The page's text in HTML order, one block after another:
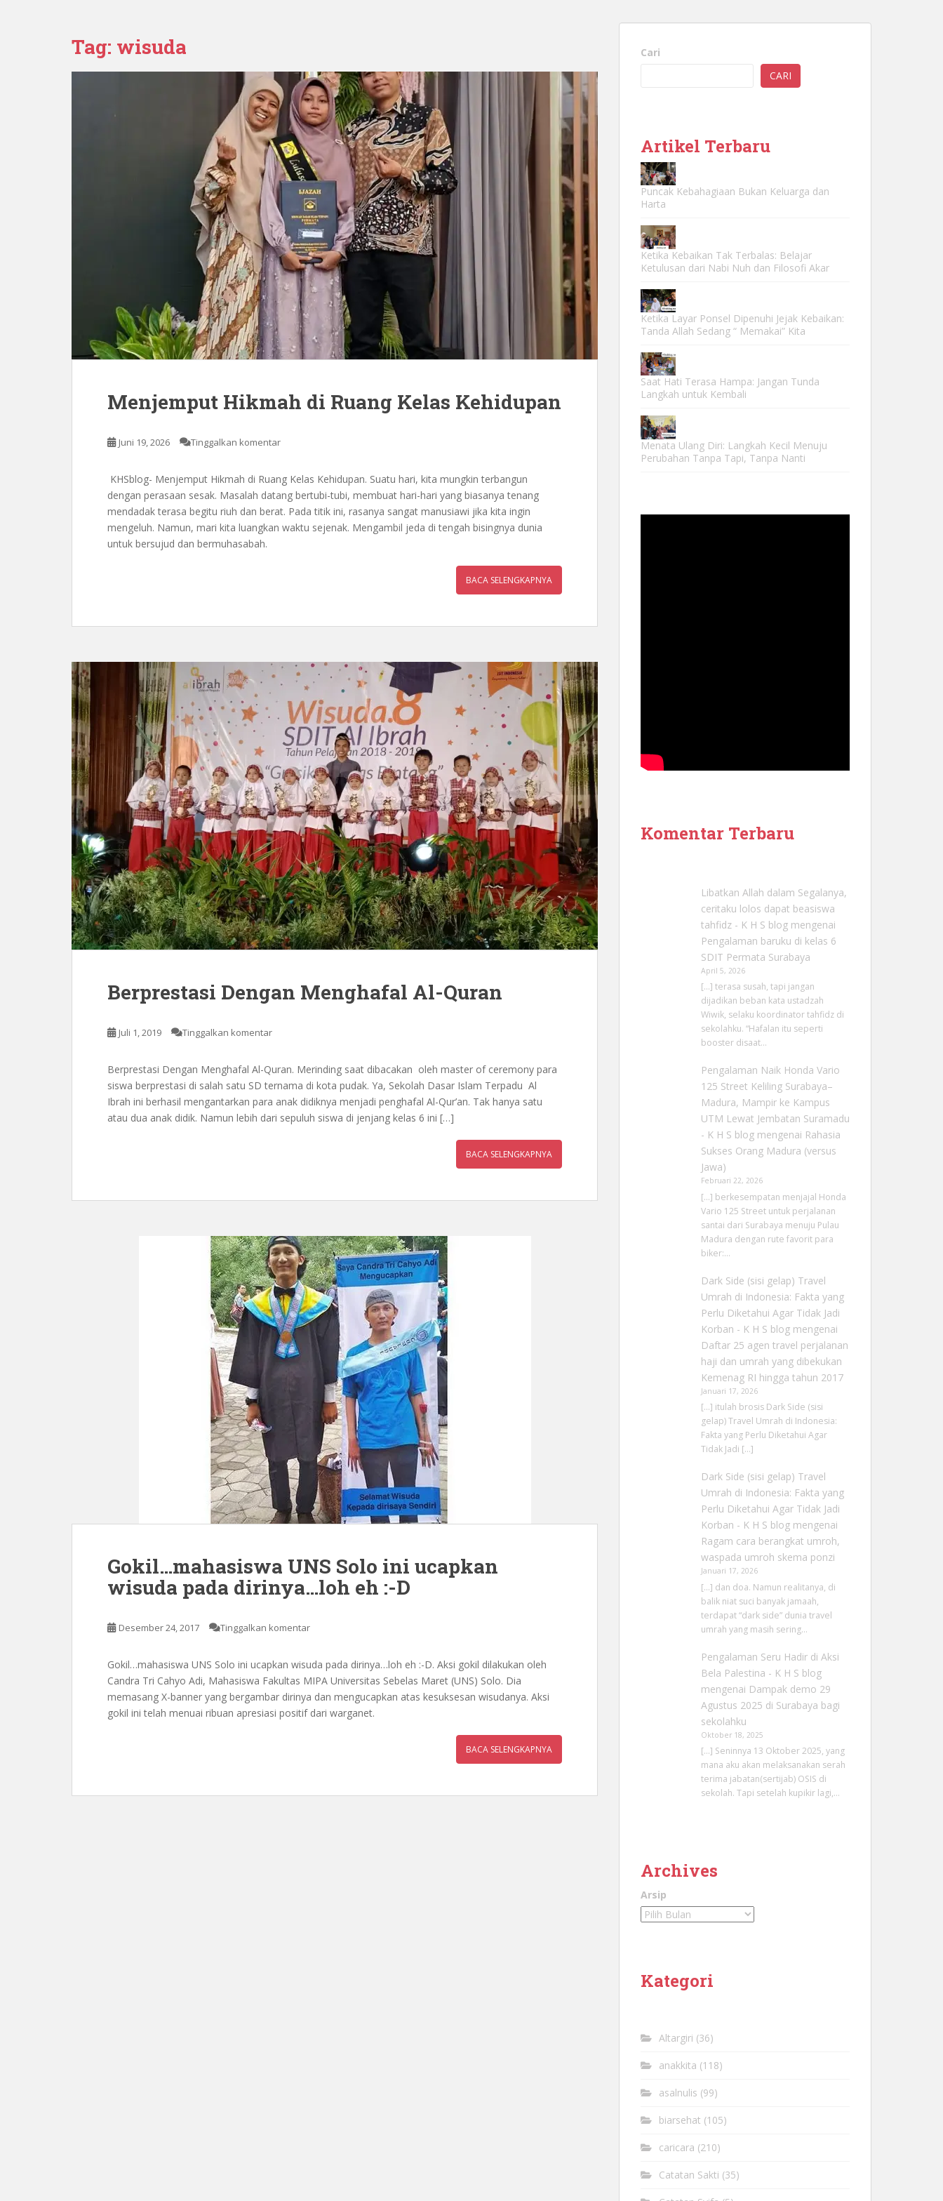
Tag: wisuda
Menjemput Hikmah di Ruang Kelas Kehidupan
Juni 19, 2026 Tinggalkan komentar
KHSblog- Menjemput Hikmah di Ruang Kelas Kehidupan. Suatu hari, kita mungkin terbangun
dengan perasaan sesak. Masalah datang bertubi-tubi, membuat hari-hari yang biasanya tenang
mendadak terasa begitu riuh dan berat. Pada titik ini, rasanya sangat manusiawi jika kita ingin
mengeluh. Namun, mari kita luangkan waktu sejenak. Mengambil jeda di tengah bisingnya dunia
untuk bersujud dan bermuhasabah.
BACA SELENGKAPNYA
Berprestasi Dengan Menghafal Al-Quran
Juli 1, 2019 Tinggalkan komentar
Berprestasi Dengan Menghafal Al-Quran. Merinding saat dibacakan oleh master of ceremony para
siswa berprestasi di salah satu SD ternama di kota pudak. Ya, Sekolah Dasar Islam Terpadu Al
Ibrah ini berhasil mengantarkan para anak didiknya menjadi penghafal Al-Qur’an. Tak hanya satu
atau dua anak didik. Namun lebih dari sepuluh siswa di jenjang kelas 6 ini […]
BACA SELENGKAPNYA
Gokil…mahasiswa UNS Solo ini ucapkan
wisuda pada dirinya…loh eh :-D
Desember 24, 2017 Tinggalkan komentar
Gokil…mahasiswa UNS Solo ini ucapkan wisuda pada dirinya…loh eh :-D. Aksi gokil dilakukan oleh
Candra Tri Cahyo Adi, Mahasiswa Fakultas MIPA Universitas Sebelas Maret (UNS) Solo. Dia
memasang X-banner yang bergambar dirinya dan mengucapkan atas kesuksesan wisudanya. Aksi
gokil ini telah menuai ribuan apresiasi positif dari warganet.
BACA SELENGKAPNYA
Cari
CARI
Artikel Terbaru
Puncak Kebahagiaan Bukan Keluarga dan
Harta
Ketika Kebaikan Tak Terbalas: Belajar
Ketulusan dari Nabi Nuh dan Filosofi Akar
Ketika Layar Ponsel Dipenuhi Jejak Kebaikan:
Tanda Allah Sedang “ Memakai” Kita
Saat Hati Terasa Hampa: Jangan Tunda
Langkah untuk Kembali
Menata Ulang Diri: Langkah Kecil Menuju
Perubahan Tanpa Tapi, Tanpa Nanti
Komentar Terbaru
Libatkan Allah dalam Segalanya,
ceritaku lolos dapat beasiswa
tahfidz - K H S blogmengenai
Pengalaman baruku di kelas 6
SDIT Permata Surabaya
April 5, 2026
[…] terasa susah, tapi jangan
dijadikan beban kata ustadzah
Wiwik, selaku koordinator tahfidz di
sekolahku. “Hafalan itu seperti
booster disaat…
Pengalaman Naik Honda Vario
125 Street Keliling Surabaya–
Madura, Mampir ke Kampus
UTM Lewat Jembatan Suramadu
- K H S blogmengenai Rahasia
Sukses Orang Madura (versus
Jawa)
Februari 22, 2026
[…] berkesempatan menjajal Honda
Vario 125 Street untuk perjalanan
santai dari Surabaya menuju Pulau
Madura dengan rute favorit para
biker:…
Dark Side (sisi gelap) Travel
Umrah di Indonesia: Fakta yang
Perlu Diketahui Agar Tidak Jadi
Korban - K H S blogmengenai
Daftar 25 agen travel perjalanan
haji dan umrah yang dibekukan
Kemenag RI hingga tahun 2017
Januari 17, 2026
[…] itulah brosis Dark Side (sisi
gelap) Travel Umrah di Indonesia:
Fakta yang Perlu Diketahui Agar
Tidak Jadi […]
Dark Side (sisi gelap) Travel
Umrah di Indonesia: Fakta yang
Perlu Diketahui Agar Tidak Jadi
Korban - K H S blogmengenai
Ragam cara berangkat umroh,
waspada umroh skema ponzi
Januari 17, 2026
[…] dan doa. Namun realitanya, di
balik niat suci banyak jamaah,
terdapat “dark side” dunia travel
umrah yang masih sering…
Pengalaman Seru Hadir di Aksi
Bela Palestina - K H S blog
mengenai Dampak demo 29
Agustus 2025 di Surabaya bagi
sekolahku
Oktober 18, 2025
[…] Seninnya 13 Oktober 2025, yang
mana aku akan melaksanakan serah
terima jabatan(sertijab) OSIS di
sekolah. Tapi setelah kupikir lagi,…
Archives
Arsip
Kategori
Altargiri (36)
anakkita (118)
asalnulis (99)
biarsehat (105)
caricara (210)
Catatan Sakti (35)